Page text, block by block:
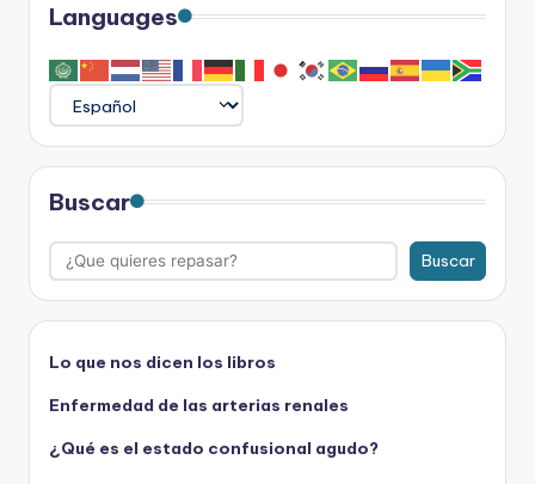
Languages
Buscar
Buscar
Lo que nos dicen los libros
Enfermedad de las arterias renales
¿Qué es el estado confusional agudo?